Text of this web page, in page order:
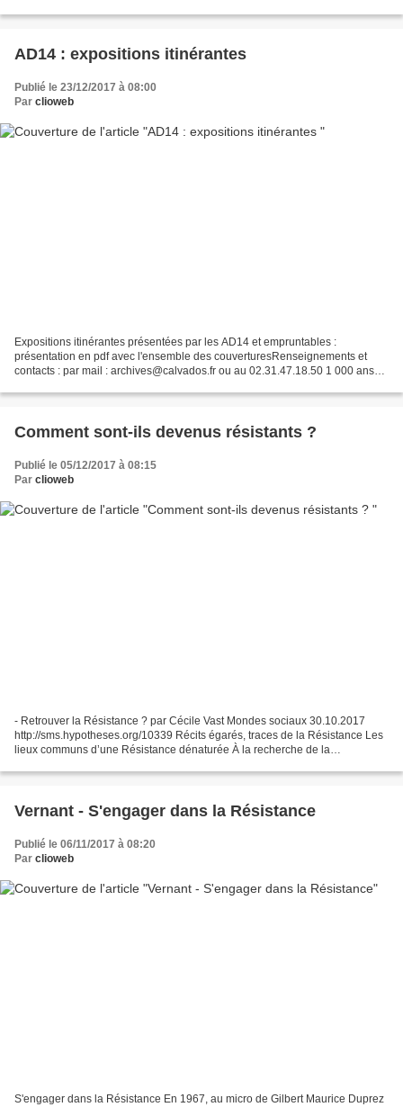
AD14 : expositions itinérantes
Publié le 23/12/2017 à 08:00
Par clioweb
Expositions itinérantes présentées par les AD14 et empruntables :
présentation en pdf avec l'ensemble des couverturesRenseignements et
contacts : par mail : archives@calvados.fr ou au 02.31.47.18.50 1 000 ans
Comment sont-ils devenus résistants ?
Publié le 05/12/2017 à 08:15
Par clioweb
- Retrouver la Résistance ? par Cécile Vast Mondes sociaux 30.10.2017
http://sms.hypotheses.org/10339 Récits égarés, traces de la Résistance Les
lieux communs d’une Résistance dénaturée À la recherche de la
Vernant - S'engager dans la Résistance
Publié le 06/11/2017 à 08:20
Par clioweb
S'engager dans la Résistance En 1967, au micro de Gilbert Maurice Duprez